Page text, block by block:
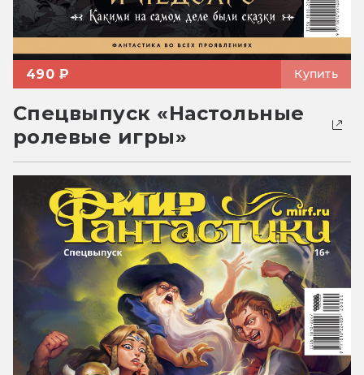
490 ₽ Купить
Спецвыпуск «Настольные
ролевые игры»